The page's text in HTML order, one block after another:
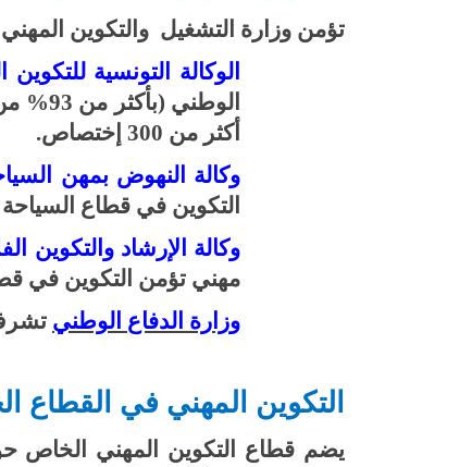
تؤمن وزارة التشغيل والتكوين
الوكالة التونسية للتكوين
أكثر من 300 إختصاص
.
وكالة النهوض بمهن
التكوين في قطاع السياحة
وكالة الإرشاد والتكوين
مهني تؤمن التكوين في
وزارة الدفاع الوطني تشرف حاليا على
التكوين المهني في القطاع